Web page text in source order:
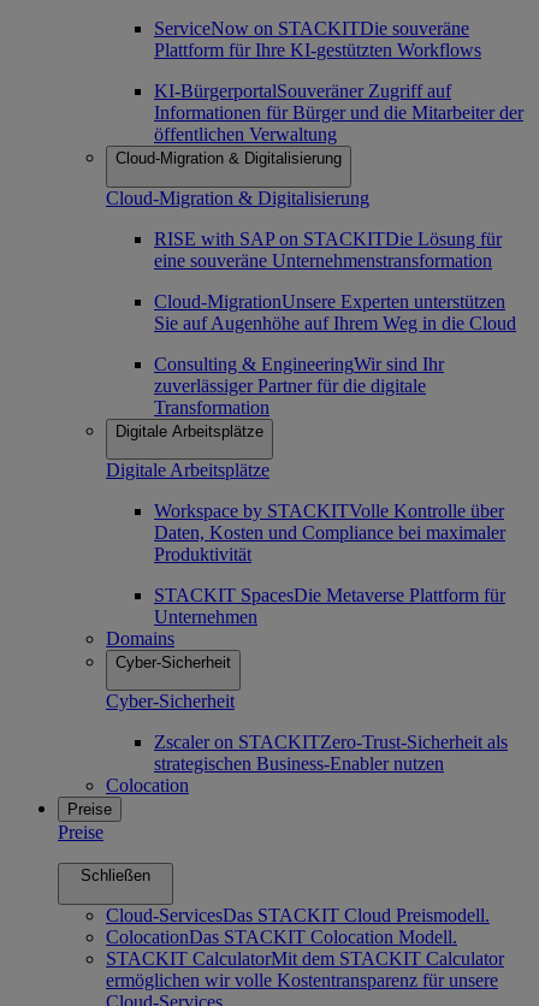
ServiceNow on STACKITDie souveräne
Plattform für Ihre KI-gestützten Workflows
KI-BürgerportalSouveräner Zugriff auf
Informationen für Bürger und die Mitarbeiter der
öffentlichen Verwaltung
Cloud-Migration & Digitalisierung
Cloud-Migration & Digitalisierung
RISE with SAP on STACKITDie Lösung für
eine souveräne Unternehmenstransformation
Cloud-MigrationUnsere Experten unterstützen
Sie auf Augenhöhe auf Ihrem Weg in die Cloud
Consulting & EngineeringWir sind Ihr
zuverlässiger Partner für die digitale
Transformation
Digitale Arbeitsplätze
Digitale Arbeitsplätze
Workspace by STACKITVolle Kontrolle über
Daten, Kosten und Compliance bei maximaler
Produktivität
STACKIT SpacesDie Metaverse Plattform für
Unternehmen
Domains
Cyber-Sicherheit
Cyber-Sicherheit
Zscaler on STACKITZero-Trust-Sicherheit als
strategischen Business-Enabler nutzen
Colocation
Preise
Preise
Schließen
Cloud-ServicesDas STACKIT Cloud Preismodell.
ColocationDas STACKIT Colocation Modell.
STACKIT CalculatorMit dem STACKIT Calculator
ermöglichen wir volle Kostentransparenz für unsere
Cloud-Services.